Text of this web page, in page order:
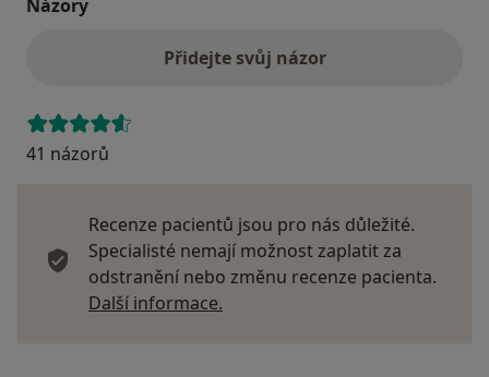
Názory
Přidejte svůj názor
41 názorů
Recenze pacientů jsou pro nás důležité.
Specialisté nemají možnost zaplatit za
odstranění nebo změnu recenze pacienta.
Další informace.